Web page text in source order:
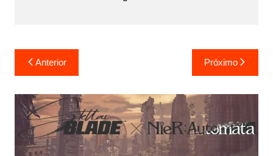
Navegação
de
Post
Anterior Próximo